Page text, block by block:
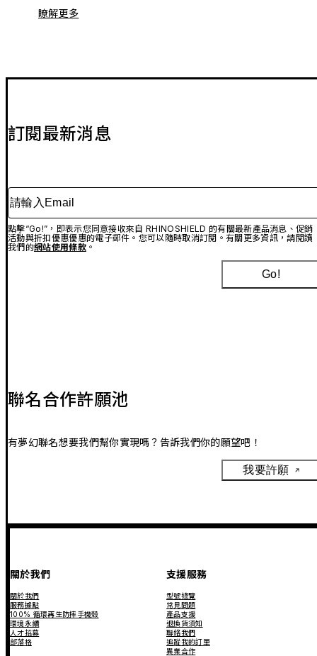
瞭解更多
訂閱最新消息
請輸入Email
點擊“Go!”，即表示您同意接收來自 RHINOSHIELD 的有關最新產品消息、促銷
活動與折扣優惠優惠的電子郵件。您可以隨時取消訂閱。有關更多資訊，請閱讀
我們的網站使用條款。
Go!
聯名合作許願池
有夢幻聯名想要我們幫你實現嗎？告訴我們你的願望吧！
我要許願
關於我們
關於我們
服務據點
100% 循環再生防摔手機殼
環境永續
人才招募
部落格
支援服務
型號總覽
常見問題
產品支援
退換貨須知
聯絡我們
追蹤我的訂單
異業合作